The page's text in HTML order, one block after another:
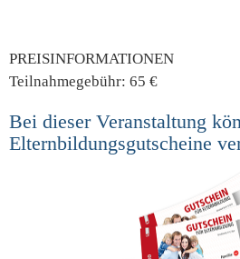
PREISINFORMATIONEN
Teilnahmegebühr: 65 €
Bei dieser Veranstaltung
Elternbildungsgutscheine